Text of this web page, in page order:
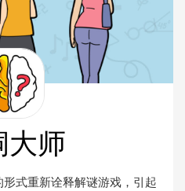
大师
式重新诠释解谜游戏，引起